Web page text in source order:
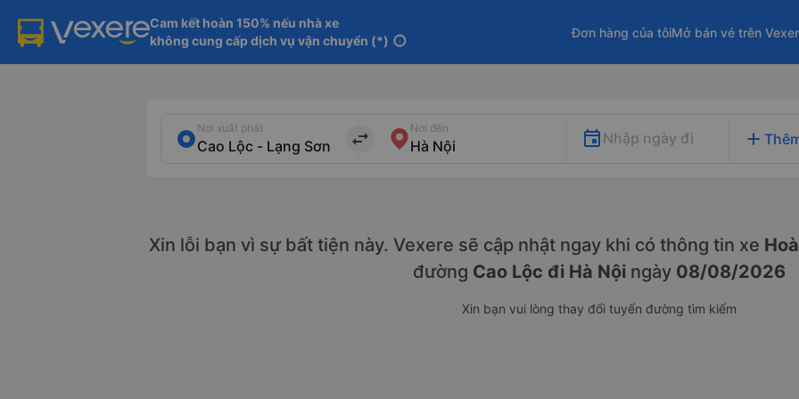
Cam kết hoàn 150% nếu nhà xe
không cung cấp dịch vụ vận chuyển (*) info
Đơn hàng của tôiMở bán vé trên
Nơi xuất phát
import_export
Nơi đến
Nhập ngày đi add
Xin lỗi bạn vì sự bất tiện này. Vexere sẽ cập nhật ngay khi có thông tin xe
đường Cao Lộc đi Hà Nội ngày 08/08/2026
Xin bạn vui lòng thay đổi tuyến đường tìm kiếm